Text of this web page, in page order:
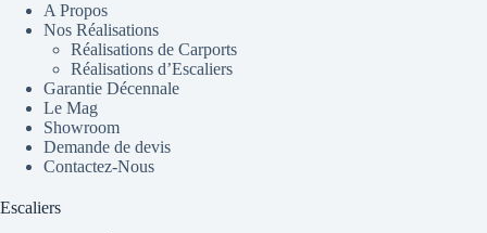
A Propos
Nos Réalisations
Réalisations de Carports
Réalisations d’Escaliers
Garantie Décennale
Le Mag
Showroom
Demande de devis
Contactez-Nous
Escaliers